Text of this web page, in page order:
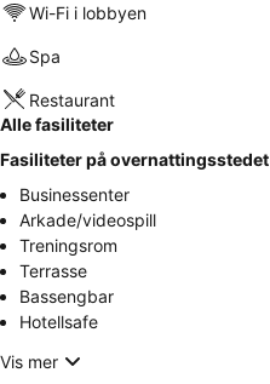
Wi-Fi i lobbyen
Spa
Restaurant
Alle fasiliteter
Fasiliteter på overnattingsstedet
Businessenter
Arkade/videospill
Treningsrom
Terrasse
Bassengbar
Hotellsafe
Vis mer